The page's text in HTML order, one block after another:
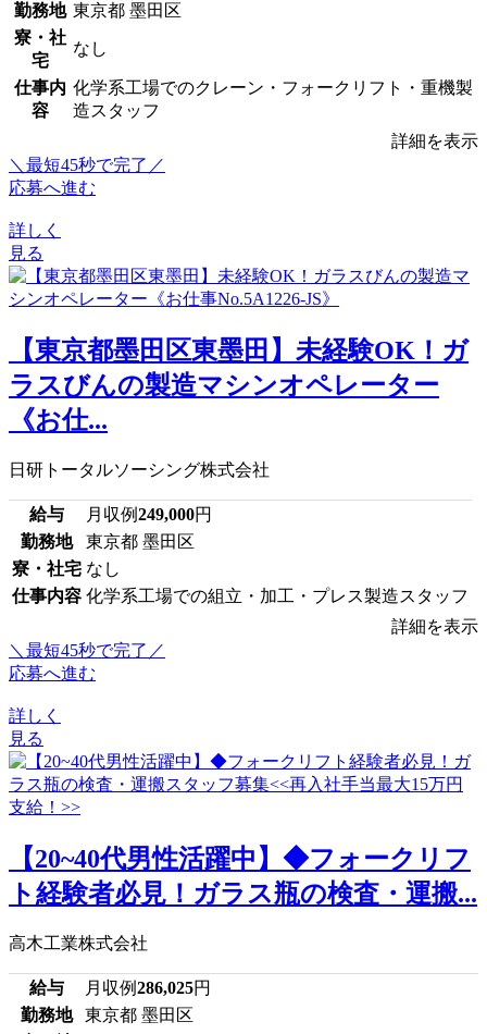
勤務地 東京都 墨田区
寮・社
宅
なし
仕事内
容
化学系工場でのクレーン・フォークリフト・重機製
造スタッフ
詳細を表示
＼最短45秒で完了／
応募へ進む
詳しく
見る
【東京都墨田区東墨田】未経験OK！ガ
ラスびんの製造マシンオペレーター
《お仕...
日研トータルソーシング株式会社
給与 月収例249,000円
勤務地
東京都 墨田区
寮・社宅 なし
仕事内容 化学系工場での組立・加工・プレス製造スタッフ
詳細を表示
＼最短45秒で完了／
応募へ進む
詳しく
見る
【20~40代男性活躍中】◆フォークリフ
ト経験者必見！ガラス瓶の検査・運搬...
高木工業株式会社
給与 月収例286,025円
勤務地
東京都 墨田区